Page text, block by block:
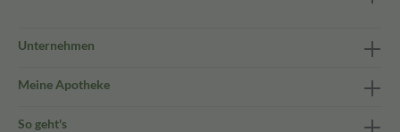
Unternehmen
Meine Apotheke
So geht's